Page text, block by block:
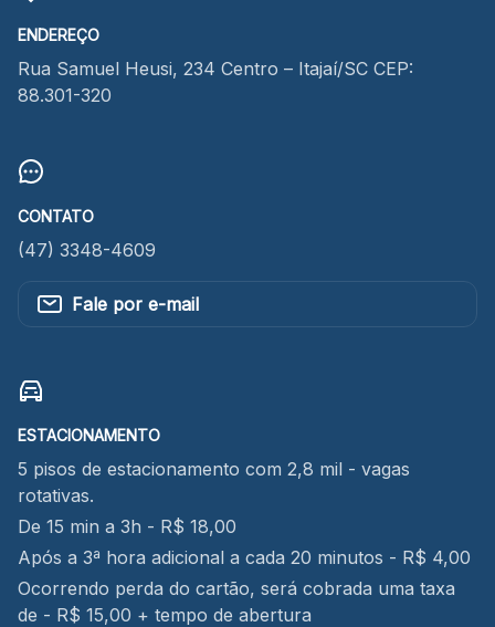
ENDEREÇO
Rua Samuel Heusi, 234 Centro – Itajaí/SC CEP:
88.301-320
CONTATO
(47) 3348-4609
Fale por e-mail
ESTACIONAMENTO
5 pisos de estacionamento com 2,8 mil - vagas
rotativas.
De 15 min a 3h - R$ 18,00
Após a 3ª hora adicional a cada 20 minutos - R$ 4,00
Ocorrendo perda do cartão, será cobrada uma taxa
de - R$ 15,00 + tempo de abertura